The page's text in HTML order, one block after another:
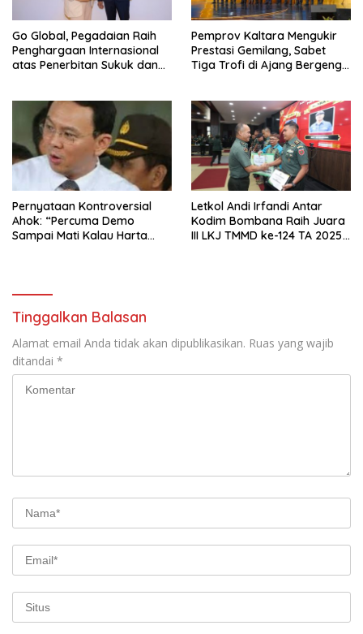
Go Global, Pegadaian Raih
Penghargaan Internasional
atas Penerbitan Sukuk dan
Pemprov Kaltara Mengukir
Prestasi Gemilang, Sabet
Tiga Trofi di Ajang Bergengsi
Pernyataan Kontroversial
Ahok: “Percuma Demo
Sampai Mati Kalau Harta
Letkol Andi Irfandi Antar
Kodim Bombana Raih Juara
III LKJ TMMD ke-124 TA 2025
Tinggalkan Balasan
Alamat email Anda tidak akan dipublikasikan. Ruas yang wajib
ditandai *